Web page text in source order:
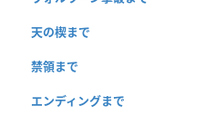
天の楔まで
禁領まで
エンディングまで